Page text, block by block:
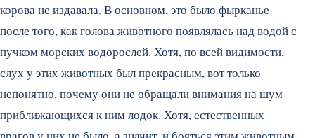
корова не издавала. В основном, это было фырканье
после того, как голова животного появлялась над водой с
пучком морских водорослей. Хотя, по всей видимости,
слух у этих животных был прекрасным, вот только
непонятно, почему они не обращали внимания на шум
приближающихся к ним лодок. Хотя, естественных